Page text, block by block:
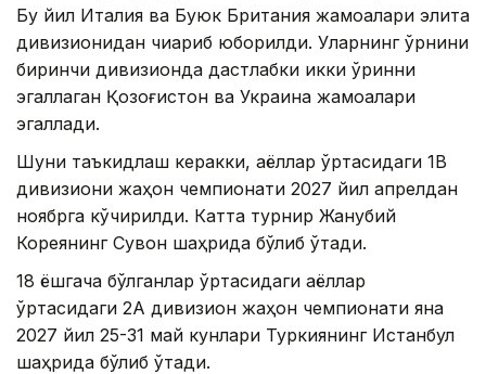
Бу йил Италия ва Буюк Британия жамоалари элита
дивизионидан чиқариб юборилди. Уларнинг ўрнини
биринчи дивизионда дастлабки икки ўринни
эгаллаган Қозоғистон ва Украина жамоалари
эгаллади.
Шуни таъкидлаш керакки, аёллар ўртасидаги 1B
дивизиони жаҳон чемпионати 2027 йил апрелдан
ноябрга кўчирилди. Катта турнир Жанубий
Кореянинг Сувон шаҳрида бўлиб ўтади.
18 ёшгача бўлганлар ўртасидаги аёллар
ўртасидаги 2А дивизион жаҳон чемпионати яна
2027 йил 25-31 май кунлари Туркиянинг Истанбул
шаҳрида бўлиб ўтади.